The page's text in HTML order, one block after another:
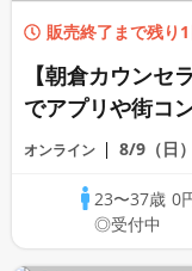
販売終了まで残り1
【朝倉カウン
でアプリや街コ
バイス♡《オン
オンライン 8/9（日）
23〜37歳0
◎受付中